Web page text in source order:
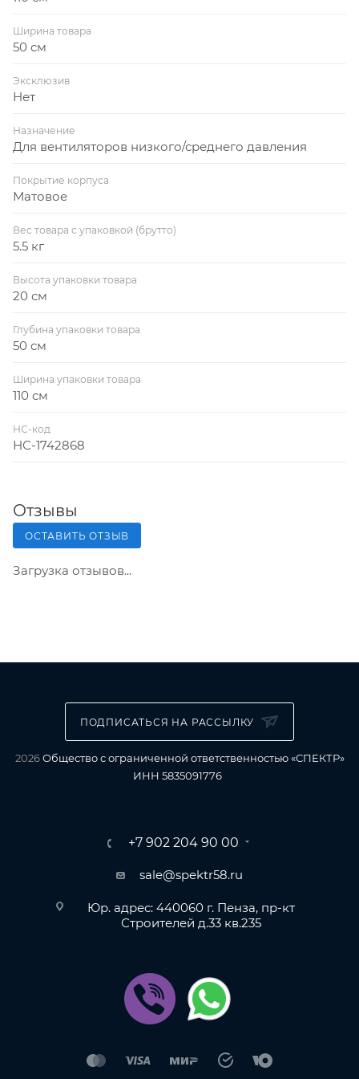
Ширина товара
50 см
Эксклюзив
Нет
Назначение
Для вентиляторов низкого/среднего давления
Покрытие корпуса
Матовое
Вес товара с упаковкой (брутто)
5.5 кг
Высота упаковки товара
20 см
Глубина упаковки товара
50 см
Ширина упаковки товара
110 см
НС-код
НС-1742868
Отзывы
ОСТАВИТЬ ОТЗЫВ
Загрузка отзывов...
ПОДПИСАТЬСЯ НА РАССЫЛКУ
2026Общество с ограниченной ответственностью «СПЕКТР»
ИНН 5835091776
+7 902 204 90 00
sale@spektr58.ru
Юр. адрес: 440060 г. Пенза, пр-кт
Строителей д.33 кв.235